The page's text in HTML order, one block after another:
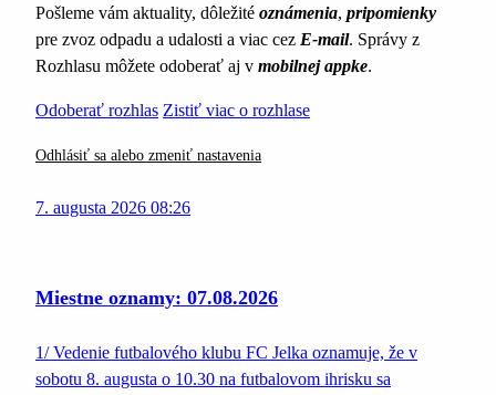
Pošleme vám aktuality, dôležité oznámenia, pripomienky
pre zvoz odpadu a udalosti a viac cez E-mail. Správy z
Rozhlasu môžete odoberať aj v mobilnej appke.
Odoberať rozhlas Zistiť viac o rozhlase
Odhlásiť sa alebo zmeniť nastavenia
7. augusta 2026 08:26
Miestne oznamy: 07.08.2026
1/ Vedenie futbalového klubu FC Jelka oznamuje, že v
sobotu 8. augusta o 10.30 na futbalovom ihrisku sa